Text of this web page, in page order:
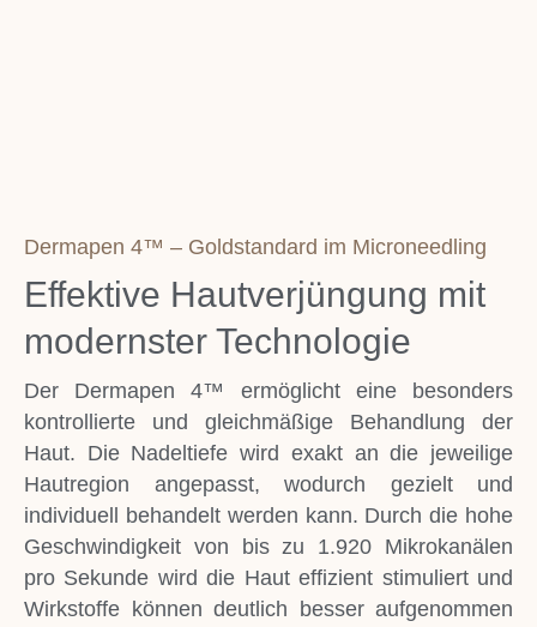
Dermapen 4™ – Goldstandard im Microneedling
Effektive Hautverjüngung mit
modernster Technologie
Der Dermapen 4™ ermöglicht eine besonders
kontrollierte und gleichmäßige Behandlung der
Haut. Die Nadeltiefe wird exakt an die jeweilige
Hautregion angepasst, wodurch gezielt und
individuell behandelt werden kann. Durch die hohe
Geschwindigkeit von bis zu 1.920 Mikrokanälen
pro Sekunde wird die Haut effizient stimuliert und
Wirkstoffe können deutlich besser aufgenommen